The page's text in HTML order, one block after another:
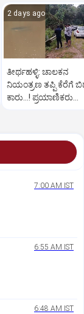
2 days ago
ತೀರ್ಥಹಳ್ಳಿ: ಚಾಲಕನ
ನಿಯಂತ್ರಣ ತಪ್ಪಿ ಕೆರೆಗೆ
ಕಾರು...! ಪ್ರಯಾಣಿಕರು
7:00 AM IST
6:55 AM IST
6:48 AM IST